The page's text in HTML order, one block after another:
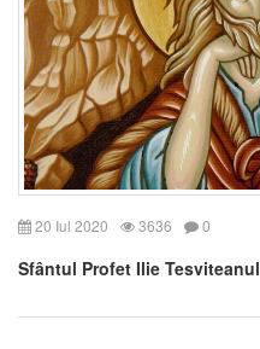
20 Iul 2020 3636 0
Sfântul Profet Ilie Tesviteanul